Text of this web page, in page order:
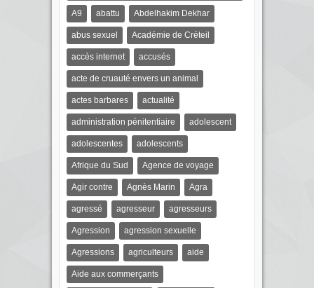
A9 abattu Abdelhakim Dekhar
abus sexuel Académie de Créteil
accès internet accusés
acte de cruauté envers un animal
actes barbares actualité
administration pénitentiaire adolescent
adolescentes adolescents
Afrique du Sud Agence de voyage
Agir contre Agnès Marin Agra
agressé agresseur agresseurs
Agression agression sexuelle
Agressions agriculteurs aide
Aide aux commerçants